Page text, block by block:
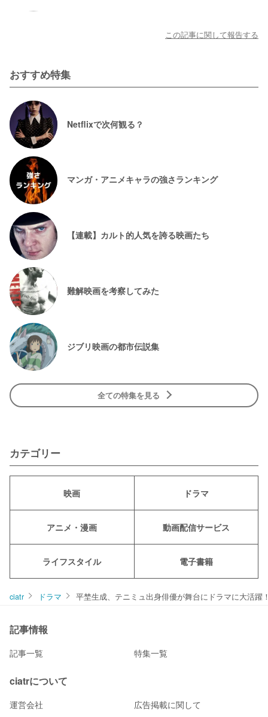
この記事に関して報告する
おすすめ特集
Netflixで次何観る？
マンガ・アニメキャラの強さランキング
【連載】カルト的人気を誇る映画たち
難解映画を考察してみた
ジブリ映画の都市伝説集
全ての特集を見る
カテゴリー
映画 ドラマ
アニメ・漫画 動画配信サービス
ライフスタイル 電子書籍
ciatr ドラマ 平埜生成、テニミュ出身俳優が舞台にドラマに大活躍
記事情報
記事一覧 特集一覧
ciatrについて
運営会社
広告掲載に関して